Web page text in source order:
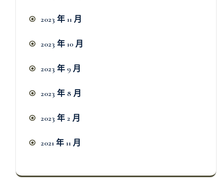
2023 年 11 月
2023 年 10 月
2023 年 9 月
2023 年 8 月
2023 年 2 月
2021 年 11 月